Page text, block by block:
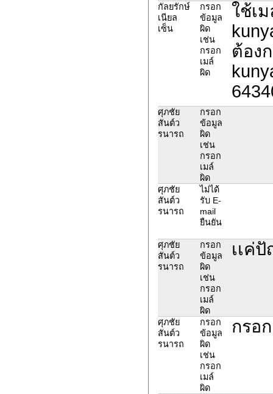
กัลยรักษ์
เนียล
เซ็น
กรอก
ข้อมูล
ผิด
เช่น
กรอก
เมล์
ผิด
ใช้เ
ต้อง
ศุภชัย
สันต์ว
รนารถ
กรอก
ข้อมูล
ผิด
เช่น
กรอก
เมล์
ผิด
ศุภชัย
สันต์ว
รนารถ
ไม่ได้
รับ E-
mail
ยืนยัน
ศุภชัย
สันต์ว
รนารถ
กรอก
ข้อมูล
ผิด
เช่น
กรอก
เมล์
ผิด
เเค่
ศุภชัย
สันต์ว
รนารถ
กรอก
ข้อมูล
ผิด
เช่น
กรอก
เมล์
ผิด
กรอ